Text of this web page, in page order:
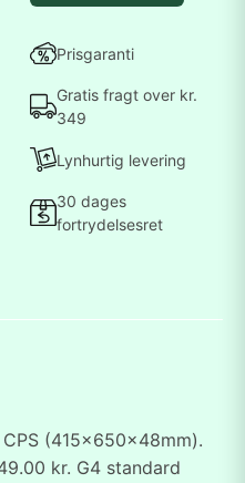
Prisgaranti
Gratis fragt over kr.
349
Lynhurtig levering
30 dages
fortrydelsesret
(415x650x48mm).
kr. G4 standard